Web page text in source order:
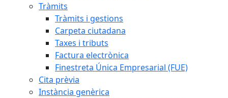
Tràmits
Tràmits i gestions
Carpeta ciutadana
Taxes i tributs
Factura electrònica
Finestreta Única Empresarial (FUE)
Cita prèvia
Instància genèrica